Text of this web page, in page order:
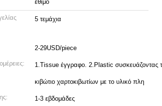
έθιμο
5 τεμάχια
2-29USD/piece
1.Tissue έγγραφο. 2.Plastic συσκευάζοντας
κιβώτιο χαρτοκιβωτίων με το υλικό πλη
1-3 εβδομάδες